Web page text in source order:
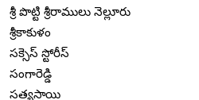
శ్రీ పొట్టి శ్రీరాములు నెల్లూరు
శ్రీకాకుళం
సక్సెస్ స్టోరీస్
సంగారెడ్డి
సత్యసాయి